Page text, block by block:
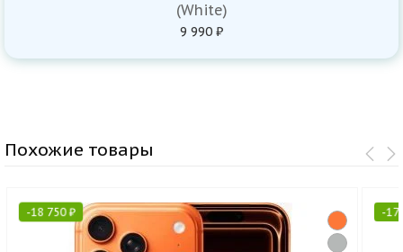
(White)
9 990 ₽
Похожие товары
-18 750₽ -17